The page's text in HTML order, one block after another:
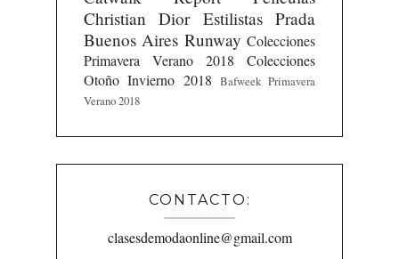
Christian Dior Estilistas Prada
Buenos Aires Runway Colecciones
Primavera Verano 2018
Colecciones
Otoño Invierno 2018 Bafweek Primavera
Verano 2018
CONTACTO:
clasesdemodaonline@gmail.com